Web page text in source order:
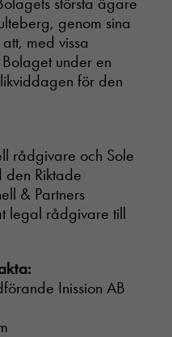
genom sina
med vissa
under en
för den
rådgivare och Sole
den Riktade
& Partners
legal rådgivare till
Inission AB